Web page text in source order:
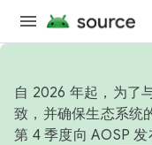
自 2026 年起，为了
致，并确保生态系统
第 4 季度向 AOSP